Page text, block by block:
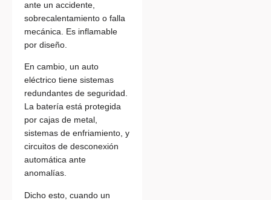
ante un accidente,
sobrecalentamiento o falla
mecánica. Es inflamable
por diseño.
En cambio, un auto
eléctrico tiene sistemas
redundantes de seguridad.
La batería está protegida
por cajas de metal,
sistemas de enfriamiento, y
circuitos de desconexión
automática ante
anomalías.
Dicho esto, cuando un